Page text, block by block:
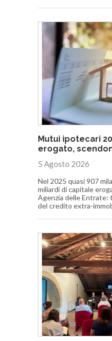
Mutui ipotecari
erogato,
5 Agosto 2026
Nel 2025 quasi 907
miliardi di capitale
Agenzia delle Entrate:
del credito extra-